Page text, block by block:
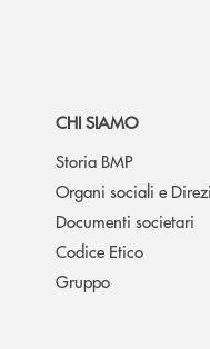
CHI SIAMO
Storia BMP
Organi sociali e
Documenti societari
Codice Etico
Gruppo